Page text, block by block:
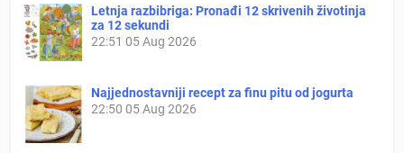
Letnja razbibriga: Pronađi 12 skrivenih životinja
za 12 sekundi
22:51 05 Aug 2026
Najjednostavniji recept za finu pitu od jogurta
22:50 05 Aug 2026